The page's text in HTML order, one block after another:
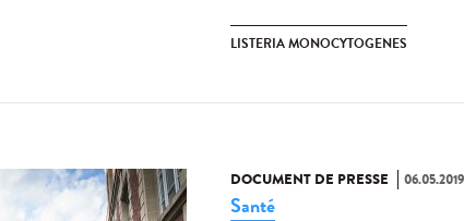
LISTERIA MONOCYTOGENES
DOCUMENT DE PRESSE 06.05.2019
Santé